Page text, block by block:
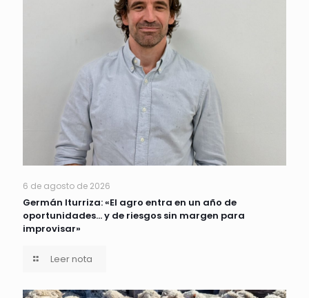
6 de agosto de 2026
Germán Iturriza: «El agro entra en un año de
oportunidades… y de riesgos sin margen para
improvisar»
Leer nota